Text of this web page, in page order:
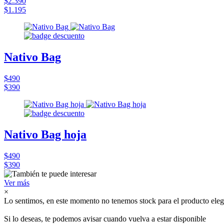
$1.195
Nativo Bag
$490
$390
Nativo Bag hoja
$490
$390
Ver más
×
Lo sentimos, en este momento no tenemos stock para el producto
Si lo deseas, te podemos avisar cuando vuelva a estar disponible